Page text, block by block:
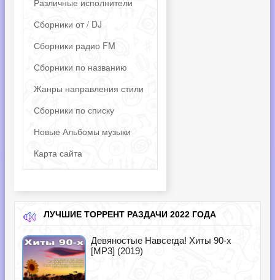
Различные исполнители
Сборники от / DJ
Сборники радио FM
Сборники по названию
Жанры направления стили
Сборники по списку
Новые Альбомы музыки
Карта сайта
ЛУЧШИЕ ТОРРЕНТ РАЗДАЧИ 2022 ГОДА
Девяностые Навсегда! Хиты 90-х
[MP3] (2019)